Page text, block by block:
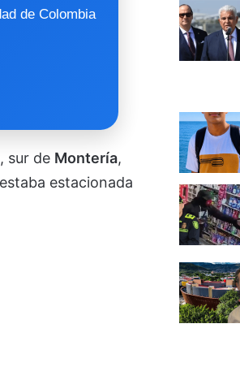
de Colombia
sur de Montería,
estacionada